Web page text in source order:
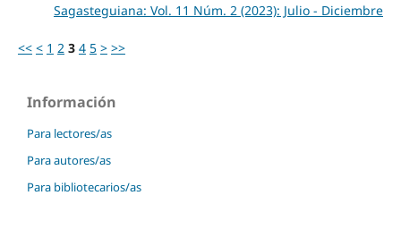
Sagasteguiana: Vol. 11 Núm. 2 (2023): Julio - Diciembre
<< < 1 2 3 4 5 > >>
Información
Para lectores/as
Para autores/as
Para bibliotecarios/as